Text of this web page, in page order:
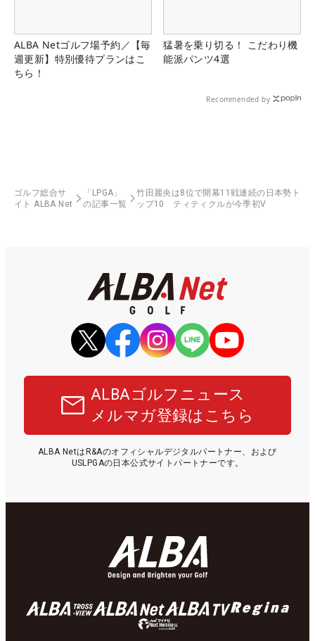
ALBA Netゴルフ場予約／【毎
週更新】特別優待プランはこ
ちら！
猛暑を乗り切る！ こだわり機
能派パンツ4選
Recommended by
ゴルフ総合サ
イト ALBA Net
「LPGA」
の記事一覧
竹田麗央は8位で開幕11戦連続の日本勢ト
ップ10 ティティクルが今季初V
ALBAゴルフニュース
メルマガ登録はこちら
ALBA NetはR&Aのオフィシャルデジタルパートナー、および
USLPGAの日本公式サイトパートナーです。